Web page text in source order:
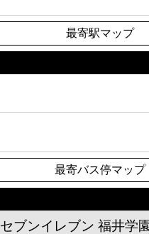
最寄駅マップ
最寄バス停マップ
セブンイレブン 福井学